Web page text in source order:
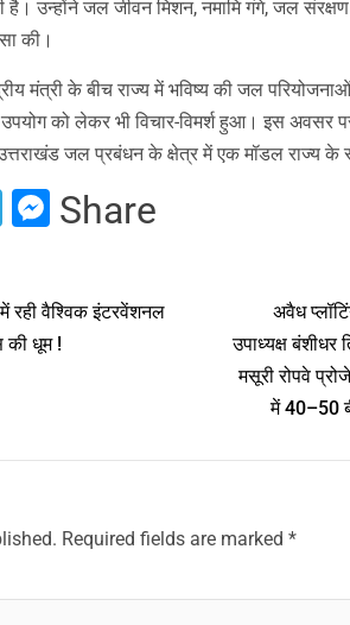
है। उन्होंने जल जीवन मिशन, नमामि गंगे, जल
की।
मंत्री के बीच राज्य में भविष्य की जल
को लेकर भी विचार-विमर्श हुआ। इस अवसर पर
जल प्रबंधन के क्षेत्र में एक मॉडल राज्य के
Telegram
Messenger
Share
रही वैश्विक इंटरवेंशनल
की धूम !
अवैध
उपाध्यक्ष बंशीधर
मसूरी रोपवे
में 40–50
Required fields are marked *